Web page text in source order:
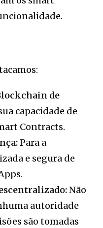
de
capacidade de
Contracts.
Para a
e segura de
Não
autoridade
são tomadas